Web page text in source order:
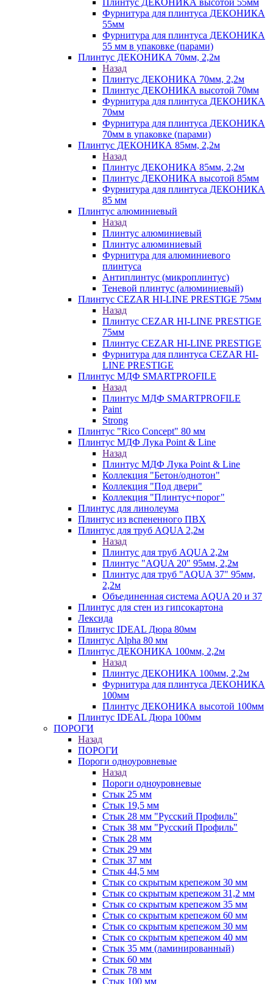
Плинтус ДЕКОНИКА высотой 55мм
Фурнитура для плинтуса ДЕКОНИКА
55мм
Фурнитура для плинтуса ДЕКОНИКА
55 мм в упаковке (парами)
Плинтус ДЕКОНИКА 70мм, 2,2м
Назад
Плинтус ДЕКОНИКА 70мм, 2,2м
Плинтус ДЕКОНИКА высотой 70мм
Фурнитура для плинтуса ДЕКОНИКА
70мм
Фурнитура для плинтуса ДЕКОНИКА
70мм в упаковке (парами)
Плинтус ДЕКОНИКА 85мм, 2,2м
Назад
Плинтус ДЕКОНИКА 85мм, 2,2м
Плинтус ДЕКОНИКА высотой 85мм
Фурнитура для плинтуса ДЕКОНИКА
85 мм
Плинтус алюминиевый
Назад
Плинтус алюминиевый
Плинтус алюминиевый
Фурнитура для алюминиевого
плинтуса
Антиплинтус (микроплинтус)
Теневой плинтус (алюминиевый)
Плинтус CEZAR HI-LINE PRESTIGE 75мм
Назад
Плинтус CEZAR HI-LINE PRESTIGE
75мм
Плинтус CEZAR HI-LINE PRESTIGE
Фурнитура для плинтуса CEZAR HI-
LINE PRESTIGE
Плинтус МДФ SMARTPROFILE
Назад
Плинтус МДФ SMARTPROFILE
Paint
Strong
Плинтус "Rico Concept" 80 мм
Плинтус МДФ Лука Point & Line
Назад
Плинтус МДФ Лука Point & Line
Коллекция "Бетон/однотон"
Коллекция "Под двери"
Коллекция "Плинтус+порог"
Плинтус для линолеума
Плинтус из вспененного ПВХ
Плинтус для труб AQUA 2,2м
Назад
Плинтус для труб AQUA 2,2м
Плинтус "AQUA 20" 95мм, 2,2м
Плинтус для труб "AQUA 37" 95мм,
2,2м
Объединенная система AQUA 20 и 37
Плинтус для стен из гипсокартона
Лексида
Плинтус IDEAL Дюра 80мм
Плинтус Alpha 80 мм
Плинтус ДЕКОНИКА 100мм, 2,2м
Назад
Плинтус ДЕКОНИКА 100мм, 2,2м
Фурнитура для плинтуса ДЕКОНИКА
100мм
Плинтус ДЕКОНИКА высотой 100мм
Плинтус IDEAL Дюра 100мм
ПОРОГИ
Назад
ПОРОГИ
Пороги одноуровневые
Назад
Пороги одноуровневые
Стык 25 мм
Стык 19,5 мм
Стык 28 мм "Русский Профиль"
Стык 38 мм "Русский Профиль"
Стык 28 мм
Стык 29 мм
Стык 37 мм
Стык 44,5 мм
Стык со скрытым крепежом 30 мм
Стык со скрытым крепежом 31,2 мм
Стык со скрытым крепежом 35 мм
Стык со скрытым крепежом 60 мм
Стык со скрытым крепежом 30 мм
Стык со скрытым крепежом 40 мм
Стык 35 мм (ламинированный)
Стык 60 мм
Стык 78 мм
Стык 100 мм